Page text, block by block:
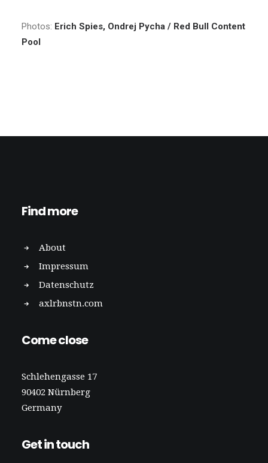
Photos: Erich Spies, Ondrej Pycha / Red Bull Content
Pool
Find more
About
Impressum
Datenschutz
axlrbnstn.com
Come close
Schlehengasse 17
90402 Nürnberg
Germany
Get in touch